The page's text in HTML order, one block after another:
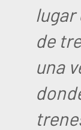
de
una